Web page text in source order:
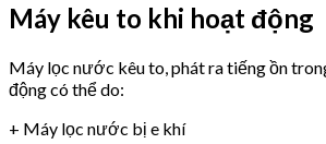
Máy kêu to khi hoạt động
Máy lọc nước kêu to, phát ra tiếng ồn
động có thể do:
+ Máy lọc nước bị e khí